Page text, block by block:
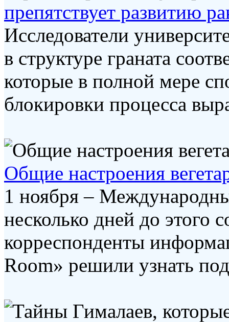
препятствует развитию
Исследователи
в структуре граната
которые в полной мере
блокировки процесса
Общие настроения
1 ноября –
несколько дней до этого
корреспонденты
Room» решили узнать